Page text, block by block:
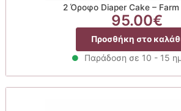
2 Όροφο Diaper Cake – Farm
95.00€
Προσθήκη στο
Παράδοση σε 10 - 15